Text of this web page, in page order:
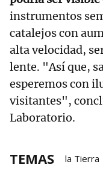
instrumentos
catalejos con
alta velocidad,
lente. "Así que,
esperemos con
visitantes",
Laboratorio.
TEMAS la Tierra